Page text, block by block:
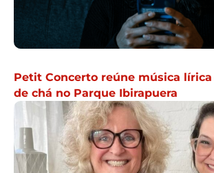
Petit Concerto reúne música
de chá no Parque Ibirapuera